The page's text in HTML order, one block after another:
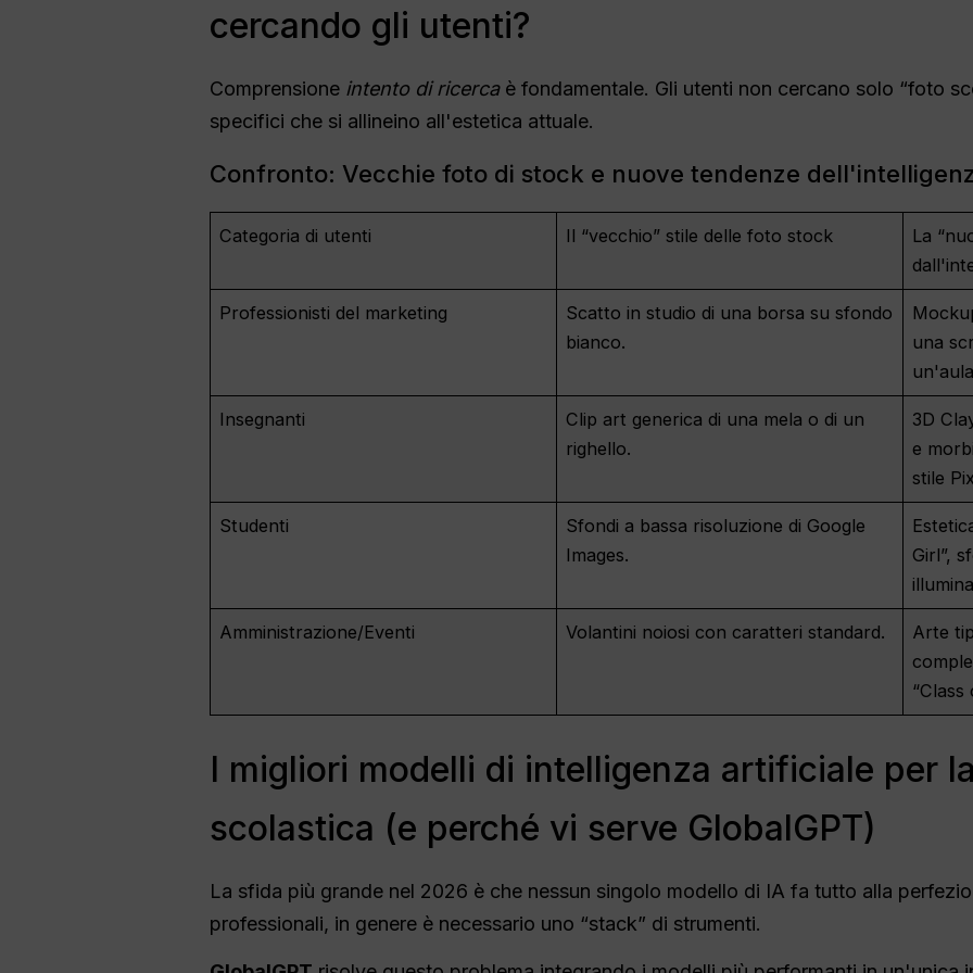
cercando gli utenti?
Comprensione intento di ricercaè fondamentale. Gli utenti non cercano solo “foto
specifici che si allineino all'estetica attuale.
Confronto: Vecchie foto di stock e nuove tendenze
Categoria di utenti Il “vecchio” stile delle foto stock
La
Professionisti del marketing
Scatto in studio di una borsa su sfondo
bianco.
una
Insegnanti
Clip art generica di una mela o di un
righello.
3D
e
stile
Studenti
Sfondi a bassa risoluzione di Google
Images.
Girl”,
Amministrazione/Eventi Volantini noiosi con caratteri standard.
Arte
“Class
I migliori modelli di intelligenza artificiale per
scolastica (e perché vi serve GlobalGPT)
La sfida più grande nel 2026 è che nessun singolo modello di IA fa tutto alla
professionali, in genere è necessario uno “stack” di strumenti.